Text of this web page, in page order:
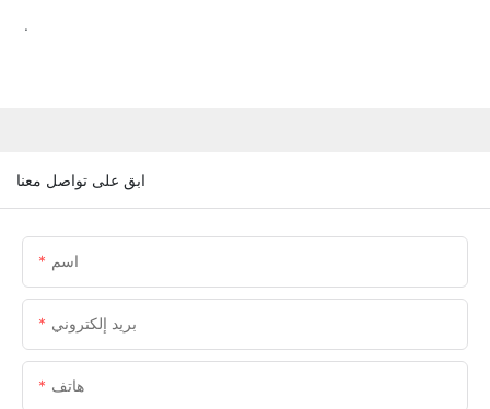
.
ابق على تواصل معنا
اسم
بريد إلكتروني
هاتف